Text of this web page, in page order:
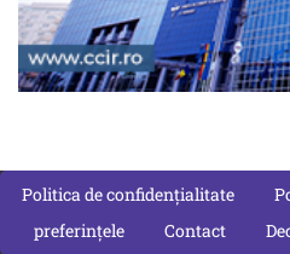
Politica de confidențialitate
preferințele
Contact